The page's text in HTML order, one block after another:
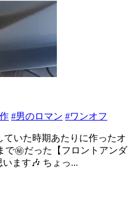
#男のロマン #ワンオフ
ていた時期あたりに作ったオ
㊙だった【フロントアンダ
ます🎶 ちょっ...